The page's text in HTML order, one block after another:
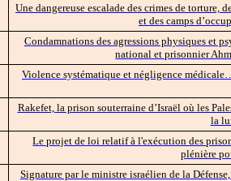
Une dangereuse escalade des crimes de torture,
et des camps
Condamnations des agressions physiques et
national et prisonnier
Violence systématique et négligence
Rakefet, la prison souterraine d’Israël où les
la
Le projet de loi relatif à l'exécution des
plénière
Signature par le ministre israélien de la